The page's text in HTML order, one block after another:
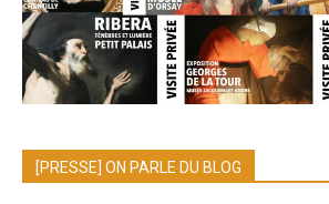
[PRESSE] ON PARLE DU BLOG